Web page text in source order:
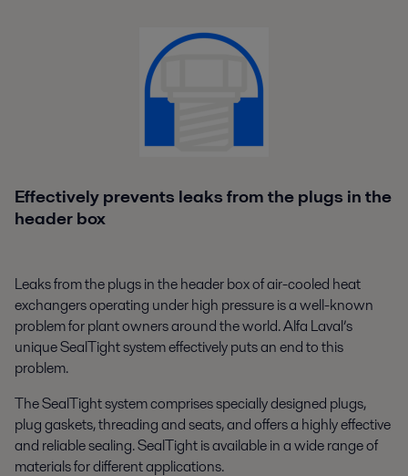
Effectively prevents leaks from the plugs in the
header box
Leaks from the plugs in the header box of air-cooled heat
exchangers operating under high pressure is a well-known
problem for plant owners around the world. Alfa Laval’s
unique SealTight system effectively puts an end to this
problem.
The SealTight system comprises specially designed plugs,
plug gaskets, threading and seats, and offers a highly effective
and reliable sealing. SealTight is available in a wide range of
materials for different applications.